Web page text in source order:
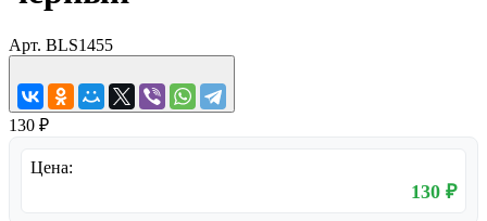
Арт. BLS1455
130 ₽
Цена:
130 ₽